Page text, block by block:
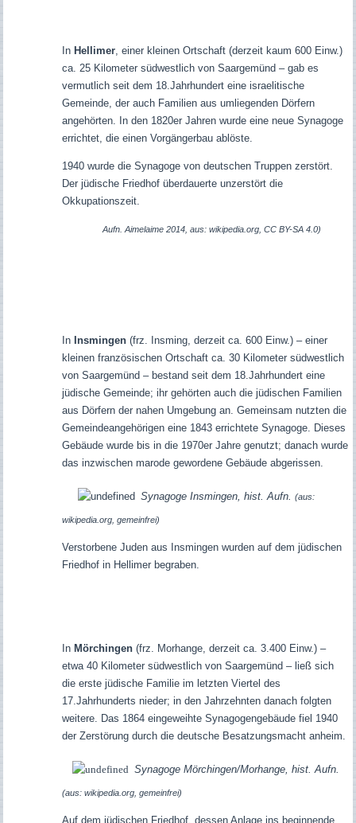
In Hellimer, einer kleinen Ortschaft (derzeit kaum 600 Einw.)
ca. 25 Kilometer südwestlich von Saargemünd – gab es
vermutlich seit dem 18.Jahrhundert eine israelitische
Gemeinde, der auch Familien aus umliegenden Dörfern
angehörten. In den 1820er Jahren wurde eine neue Synagoge
errichtet, die einen Vorgängerbau ablöste.
1940 wurde die Synagoge von deutschen Truppen zerstört.
Der jüdische Friedhof überdauerte unzerstört die
Okkupationszeit.
Aufn. Aimelaime 2014, aus: wikipedia.org, CC BY-SA 4.0)
In Insmingen(frz. Insming, derzeit ca. 600 Einw.) – einer
kleinen französischen Ortschaft ca. 30 Kilometer südwestlich
von Saargemünd – bestand seit dem 18.Jahrhundert eine
jüdische Gemeinde; ihr gehörten auch die jüdischen Familien
aus Dörfern der nahen Umgebung an. Gemeinsam nutzten die
Gemeindeangehörigen eine 1843 errichtete Synagoge. Dieses
Gebäude wurde bis in die 1970er Jahre genutzt; danach wurde
das inzwischen marode gewordene Gebäude abgerissen.
Synagoge Insmingen, hist. Aufn. (aus:
wikipedia.org, gemeinfrei)
Verstorbene Juden aus Insmingen wurden auf dem jüdischen
Friedhof in Hellimer begraben.
In Mörchingen(frz. Morhange, derzeit ca. 3.400 Einw.) –
etwa 40 Kilometer südwestlich von Saargemünd – ließ sich
die erste jüdische Familie im letzten Viertel des
17.Jahrhunderts nieder; in den Jahrzehnten danach folgten
weitere. Das 1864 eingeweihte Synagogengebäude fiel 1940
der Zerstörung durch die deutsche Besatzungsmacht anheim.
Synagoge Mörchingen/Morhange, hist. Aufn.
(aus: wikipedia.org, gemeinfrei)
Auf dem jüdischen Friedhof, dessen Anlage ins beginnende